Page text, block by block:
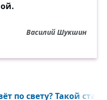
Василий Шукшин
по свету? Такой